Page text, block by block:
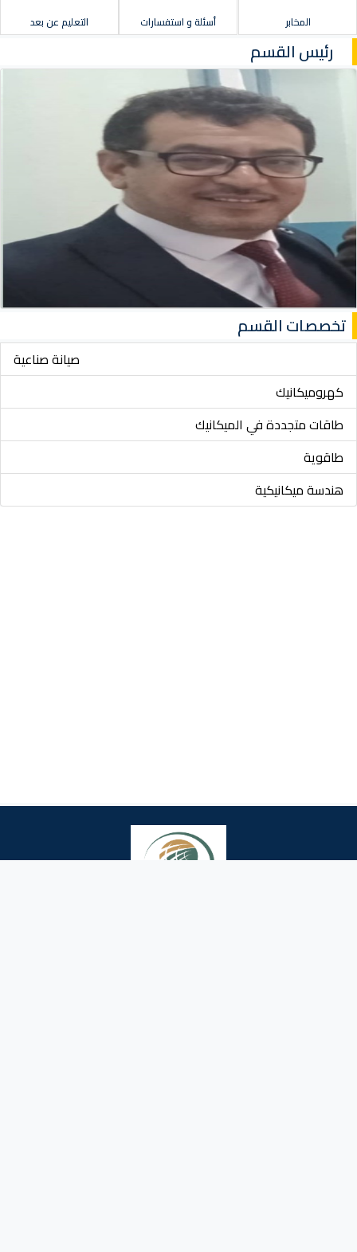
المخابر أسئلة و استفسارات التعليم عن بعد
رئيس القسم
تخصصات القسم
صيانة صناعية
كهروميكانيك
طاقات متجددة في الميكانيك
طاقوية
هندسة ميكانيكية